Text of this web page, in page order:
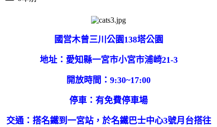
國営木曾三川公園138塔公園
地址：愛知縣一宮市小宮市浦崎21-3
開放時間：9:30~17:00
停車：有免費停車場
交通：搭名鐵到一宮站，於名鐵巴士中心3號月台搭往